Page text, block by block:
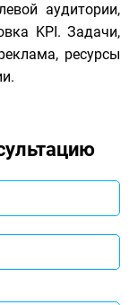
аудитории,
KPI. Задачи,
ресурсы